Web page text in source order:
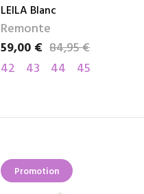
LEILA Blanc
Remonte
Prix
59,00 €
Prix de base84,95 €
42
43 44 45
Promotion